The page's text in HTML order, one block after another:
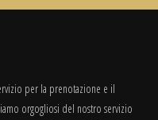
per la prenotazione e il
orgogliosi del nostro servizio